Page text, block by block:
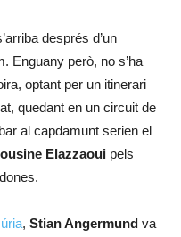
després d’un
Enguany però, no s’ha
optant per un itinerari
quedant en un circuit de
al capdamunt serien el
Elazzaoui pels
, Stian Angermund va